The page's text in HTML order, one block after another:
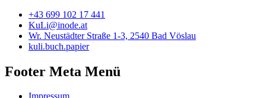
+43 699 102 17 441
KuLi@inode.at
Wr. Neustädter Straße 1-3, 2540 Bad Vöslau
kuli.buch.papier
Footer Meta Menü